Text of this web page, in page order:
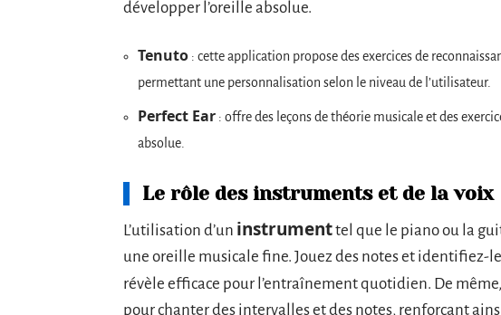
développer l’oreille absolue.
Tenuto : cette application propose des exercices de
permettant une personnalisation selon le niveau de l’utilisateur.
Perfect Ear : offre des leçons de théorie musicale et des
absolue.
Le rôle des instruments et de la voix
L’utilisation d’un instrumenttel que le piano ou la
une oreille musicale fine. Jouez des notes et identifiez-
révèle efficace pour l’entraînement quotidien. De
pour chanter des intervalles et des notes, renforçant